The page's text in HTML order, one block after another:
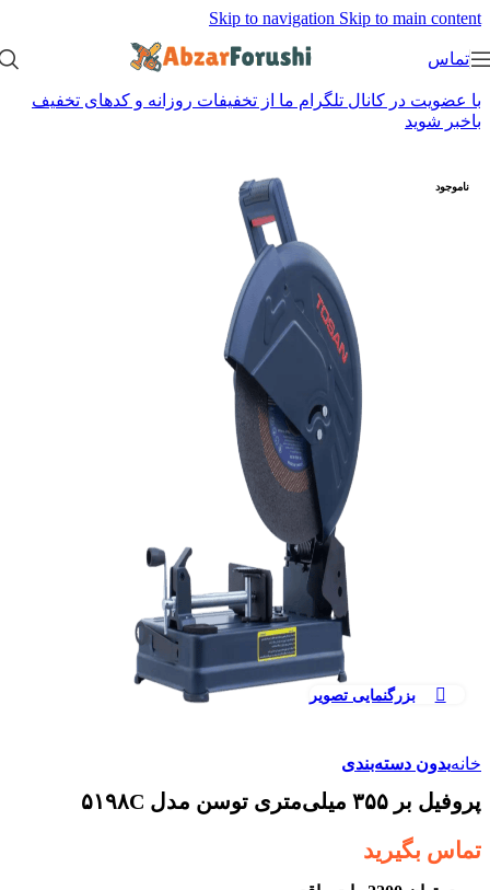
Skip to navigationSkip to main content
تماس
با عضویت در کانال تلگرام ما از تخفیفات روزانه و کدهای تخفیف
باخبر شوید
ناموجود
بزرگنمایی تصویر
خانهبدون دسته‌بندی
پروفیل بر ۳۵۵ میلی‌متری توسن مدل ۵۱۹۸C
تماس بگیرید